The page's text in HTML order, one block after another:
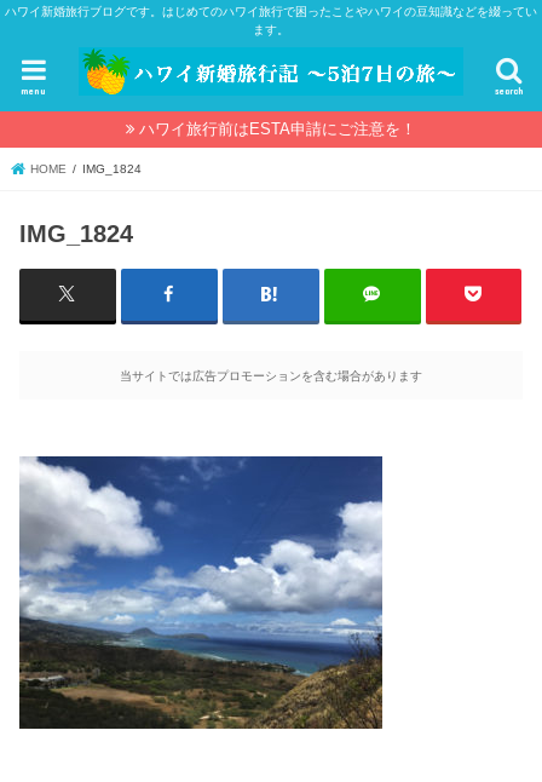
ハワイ新婚旅行ブログです。はじめてのハワイ旅行で困ったことやハワイの豆知識などを綴ってい
ます。
search
menu
ハワイ旅行前はESTA申請にご注意を！
HOME IMG_1824
IMG_1824
当サイトでは広告プロモーションを含む場合があります